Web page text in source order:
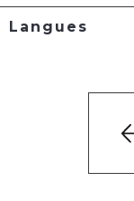
Langues